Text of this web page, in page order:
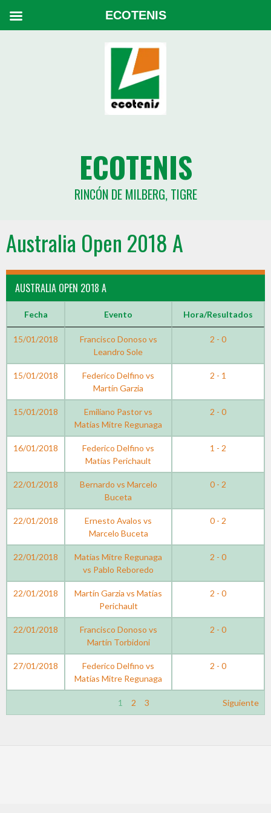
ECOTENIS
RINCÓN DE MILBERG, TIGRE
Australia Open 2018 A
AUSTRALIA OPEN 2018 A
Fecha Evento Hora/Resultados
15/01/2018
Francisco Donoso vs
Leandro Sole
2 - 0
15/01/2018
Federico Delfino vs
Martín Garzia
2 - 1
15/01/2018
Emiliano Pastor vs
Matías Mitre Regunaga
2 - 0
16/01/2018
Federico Delfino vs
Matías Perichault
1 - 2
22/01/2018
Bernardo vs Marcelo
Buceta
0 - 2
22/01/2018
Ernesto Avalos vs
Marcelo Buceta
0 - 2
22/01/2018
Matías Mitre Regunaga
vs Pablo Reboredo
2 - 0
22/01/2018
Martín Garzia vs Matías
Perichault
2 - 0
22/01/2018
Francisco Donoso vs
Martín Torbidoni
2 - 0
27/01/2018
Federico Delfino vs
Matías Mitre Regunaga
2 - 0
1 2 3 Siguiente
ECOTENIS